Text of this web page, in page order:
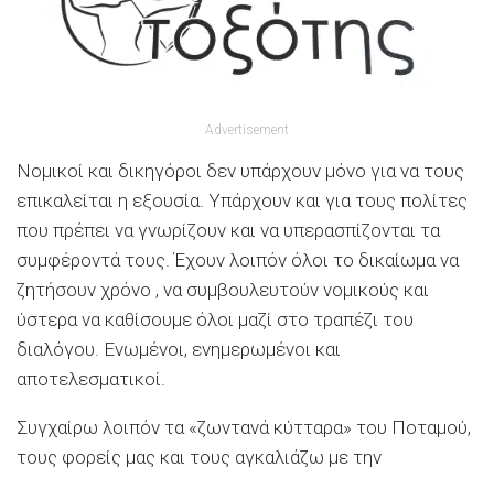
Advertisement
Νομικοί και δικηγόροι δεν υπάρχουν μόνο για να τους
επικαλείται η εξουσία. Υπάρχουν και για τους πολίτες
που πρέπει να γνωρίζουν και να υπερασπίζονται τα
συμφέροντά τους. Έχουν λοιπόν όλοι το δικαίωμα να
ζητήσουν χρόνο , να συμβουλευτούν νομικούς και
ύστερα να καθίσουμε όλοι μαζί στο τραπέζι του
διαλόγου. Ενωμένοι, ενημερωμένοι και
αποτελεσματικοί.
Συγχαίρω λοιπόν τα «ζωντανά κύτταρα» του Ποταμού,
τους φορείς μας και τους αγκαλιάζω με την